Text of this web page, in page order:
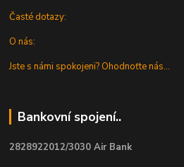
Časté dotazy:
O nás:
Jste s námi spokojeni? Ohodnoťte nás...
Bankovní spojení..
2828922012/3030 Air Bank